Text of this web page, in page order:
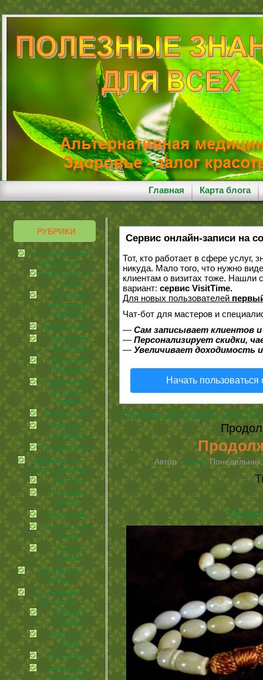
Главная Карта блога
РУБРИКИ
Альтернативная
медицина
Беременность
и дети
болезни
внутренних
органов
болезни кожи
Женские
болезни
Мужские
болезни
Позвоночник,
суставы и
травмы
Польза соков
Ресурсы
природы
Стоматология
Здоровье —
залог красоты
Волосы
Питание и
диеты
Ручки наши
Уход за кожей
лица
Уход за
ногами
Лечебные
грибы
По немного
обо всем
Города и
страны
Красота и
мода
На экране
советы для
здоровья
Сервис онлайн-записи на
Тот, кто работает в сфере услуг,
никуда. Мало того, что нужно
клиентам о визитах тоже.
вариант: сервис VisitTime.
Для новых пользователей
Чат-бот для мастеров и
— Сам записывает клиентов
— Персонализирует скидки,
— Увеличивает доходимость
Начать
Полезные Знания для
АвторЛариса